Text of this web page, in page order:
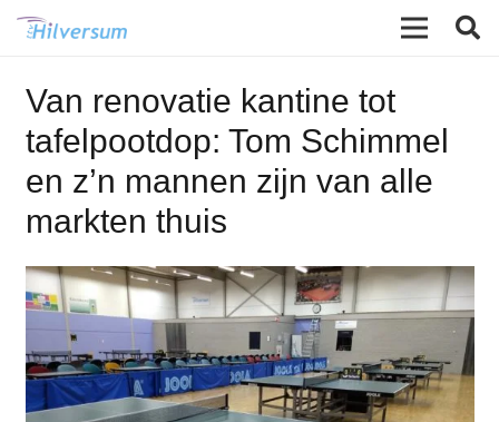
Van renovatie kantine tot
tafelpootdop: Tom Schimmel
en z’n mannen zijn van alle
markten thuis